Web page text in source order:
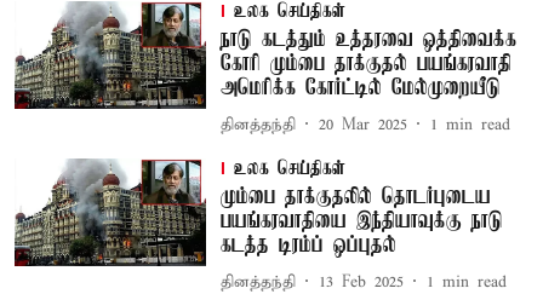
உலக செய்திகள்
நாடு கடத்தும் உத்தரவை ஒத்திவைக்க
கோரி மும்பை தாக்குதல் பயங்கரவாதி
அமெரிக்க கோர்ட்டில் மேல்முறையீடு
தினத்தந்தி 20 Mar 2025 1 min read
உலக செய்திகள்
மும்பை தாக்குதலில் தொடர்புடைய
பயங்கரவாதியை இந்தியாவுக்கு நாடு
கடத்த டிரம்ப் ஒப்புதல்
தினத்தந்தி 13 Feb 2025 1 min read